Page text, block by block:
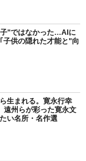
"ではなかった…AIに
子供の隠れた才能と"向
生まれる。寛永行幸
遠州らが彩った寛永文
い名所・名作選